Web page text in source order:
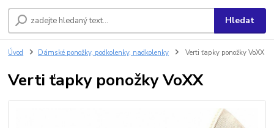
Hledat
Úvod Dámské ponožky, podkolenky, nadkolenky Verti ťapky ponožky VoXX
Verti ťapky ponožky VoXX